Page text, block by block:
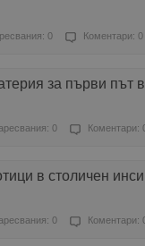
0 Коментари: 0
за първи път
0 Коментари:
в столичен
0 Коментари: